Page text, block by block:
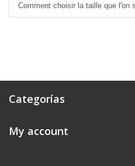
Comment choisir la taille que l'on
Categorías
My account